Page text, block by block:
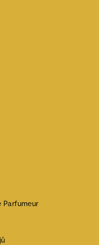
Parfumeur